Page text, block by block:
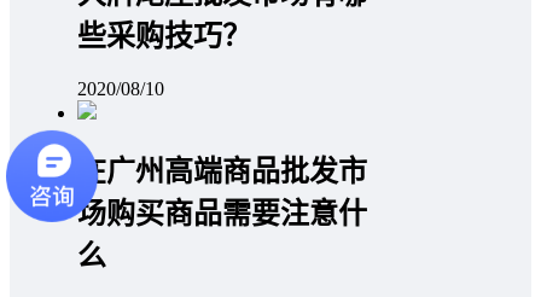
些采购技巧？
2020/08/10
在广州高端商品批发市
场购买商品需要注意什
么